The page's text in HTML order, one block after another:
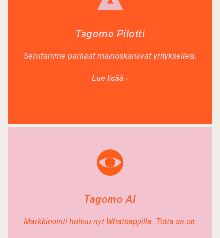
Tagomo Pilotti
Selvitämme parhaat mainoskanavat yrityksellesi.
Lue lisää ›
Tagomo AI
Markkinointi hoituu nyt Whatsappilla. Totta se on.